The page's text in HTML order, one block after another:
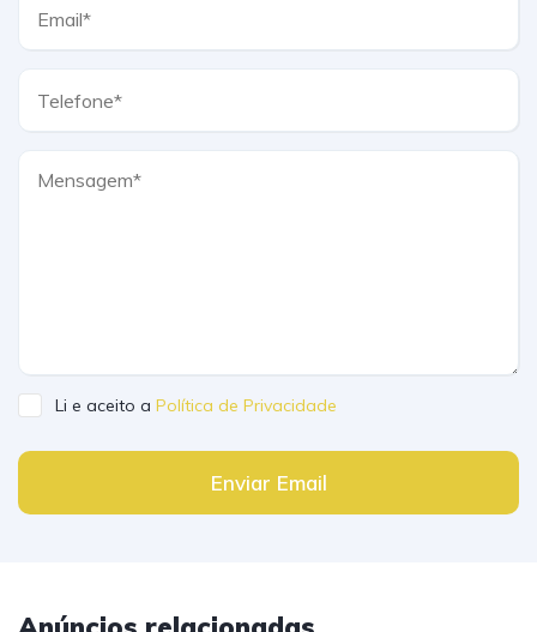
Li e aceito a Política de Privacidade
Enviar Email